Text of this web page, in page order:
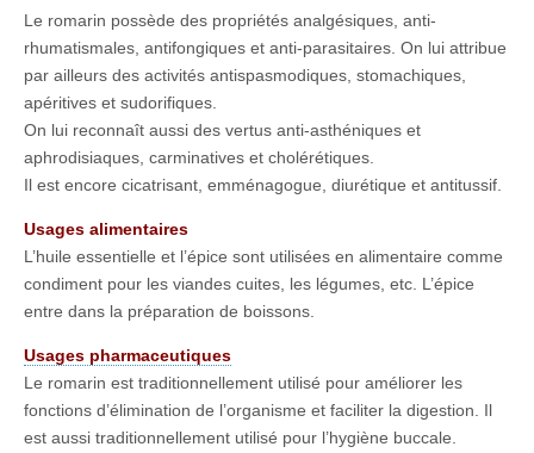
Le romarin possède des propriétés analgésiques, anti-
rhumatismales, antifongiques et anti-parasitaires. On lui attribue
par ailleurs des activités antispasmodiques, stomachiques,
apéritives et sudorifiques.
On lui reconnaît aussi des vertus anti-asthéniques et
aphrodisiaques, carminatives et cholérétiques.
Il est encore cicatrisant, emménagogue, diurétique et antitussif.
Usages alimentaires
L’huile essentielle et l’épice sont utilisées en alimentaire comme
condiment pour les viandes cuites, les légumes, etc. L’épice
entre dans la préparation de boissons.
Usages pharmaceutiques
Le romarin est traditionnellement utilisé pour améliorer les
fonctions d’élimination de l’organisme et faciliter la digestion. Il
est aussi traditionnellement utilisé pour l’hygiène buccale.